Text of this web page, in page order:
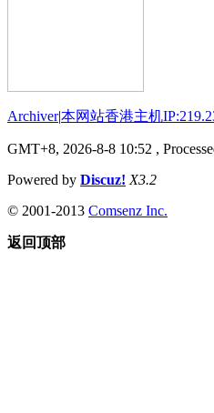
Archiver|本网站香港主机
GMT+8, 2026-8-8 10:52 ,
Powered by Discuz! X3.2
© 2001-2013 Comsenz Inc.
返回顶部